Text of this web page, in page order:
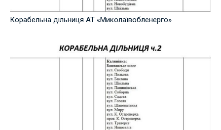
Корабельна дільниця АТ «Миколаївобленерго»